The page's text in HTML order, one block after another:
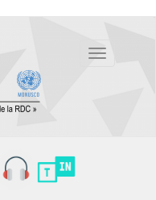
Toggle